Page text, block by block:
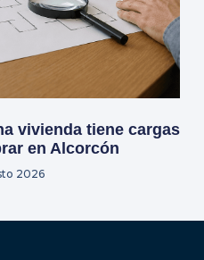
vivienda tiene cargas
en Alcorcón
2026